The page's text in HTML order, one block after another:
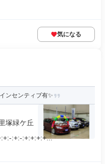
気になる
ンセンティブ有✨
塚緑ケ丘
:+:-:+:+:+:+...